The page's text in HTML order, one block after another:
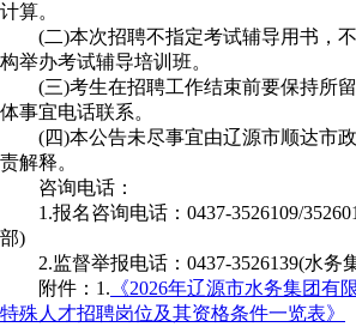
计算。
(二)本次招聘不指定考试辅导用书，不
构举办考试辅导培训班。
(三)考生在招聘工作结束前要保持所留
体事宜电话联系。
(四)本公告未尽事宜由辽源市顺达市政
责解释。
咨询电话：
1.报名咨询电话：0437-3526109/
部)
2.监督举报电话：0437-3526139(水务
附件：1. 《2026年辽源市水务集团有
特殊人才招聘岗位及其资格条件一览表》